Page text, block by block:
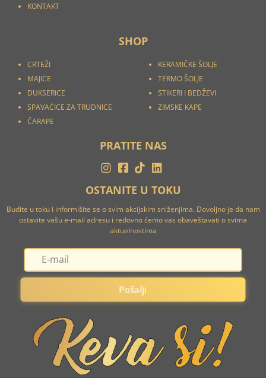
KONTAKT
SHOP
CRTEŽI
MAJICE
DUKSERICE
SPAVAĆICE ZA TRUDNICE
ČARAPE
KERAMIČKE ŠOLJE
TERMO ŠOLJE
STIKERI I BEDŽEVI
ZIMSKE KAPE
PRATITE NAS
OSTANITE U TOKU
Budite u toku i informišite se o svim akcijskim sniženjima. Dovoljno je da nam
ostavite vašu e-mail adresu i redovno ćemo vas obaveštavati o svima
aktuelnostima
Pošalji